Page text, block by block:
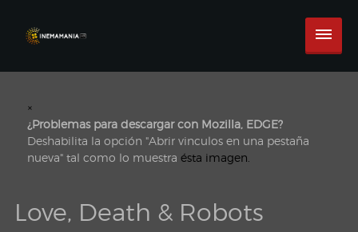
×
¿Problemas para descargar con Mozilla, EDGE?
Deshabilita la opción "Abrir vinculos en una pestaña
nueva" tal como lo muestra ésta imagen.
Love, Death & Robots